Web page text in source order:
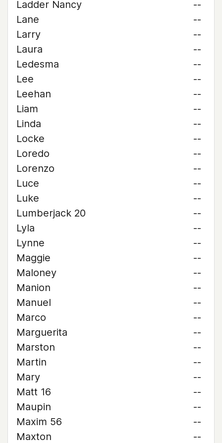
Ladder Nancy
--
Lane
--
Larry
--
Laura
--
Ledesma
--
Lee
--
Leehan
--
Liam
--
Linda
--
Locke
--
Loredo
--
Lorenzo
--
Luce
--
Luke
--
Lumberjack 20
--
Lyla
--
Lynne
--
Maggie
--
Maloney
--
Manion
--
Manuel
--
Marco
--
Marguerita
--
Marston
--
Martin
--
Mary
--
Matt 16
--
Maupin
--
Maxim 56
--
Maxton
--